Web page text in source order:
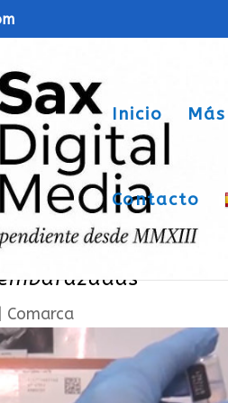
Inicio
Contacto
y prioriza la
Comarca